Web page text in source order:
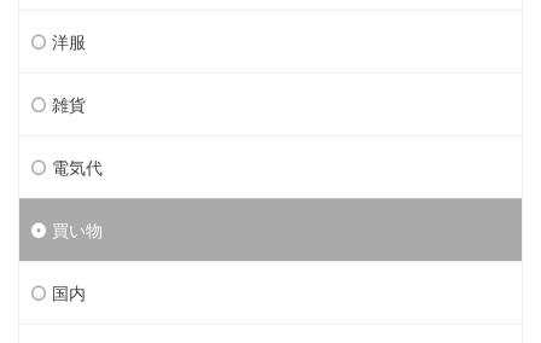
洋服
雑貨
電気代
買い物
国内